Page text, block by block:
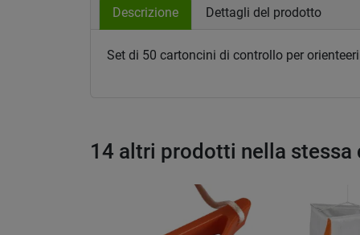
Descrizione Dettagli del prodotto
Set di 50 cartoncini di controllo per
14 altri prodotti nella stessa